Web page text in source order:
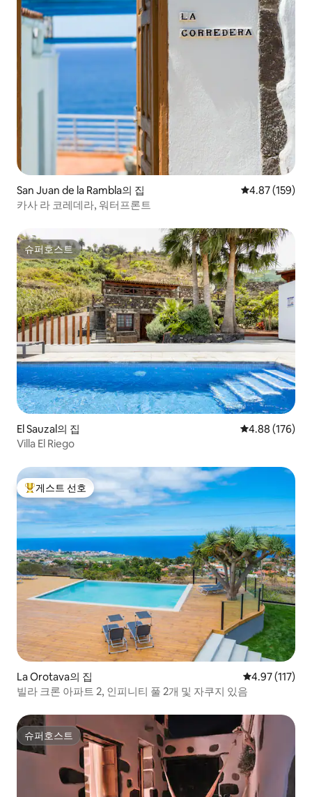
San Juan de la Rambla의 집 평점 4.87점(5
4.87 (159)
카사 라 코레데라, 워터프론트
슈퍼호스트
슈퍼호스트
El Sauzal의 집 평점 4.88점(5
4.88 (176)
Villa El Riego
상위 게스트 선호
게스트 선호
La Orotava의 집 평점 4.97점(5
4.97 (117)
빌라 크론 아파트 2, 인피니티 풀 2개 및 자쿠지 있음
슈퍼호스트
슈퍼호스트